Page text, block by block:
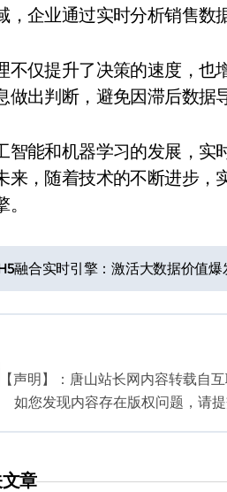
，企业通过实时分析销售数
不仅提升了决策的速度，也
做出判断，避免因滞后数据
智能和机器学习的发展，实
来，随着技术的不断进步，
融合实时引擎：激活大数据价值爆
【声明】：唐山站长网内容转载自
如您发现内容存在版权问题，请
章